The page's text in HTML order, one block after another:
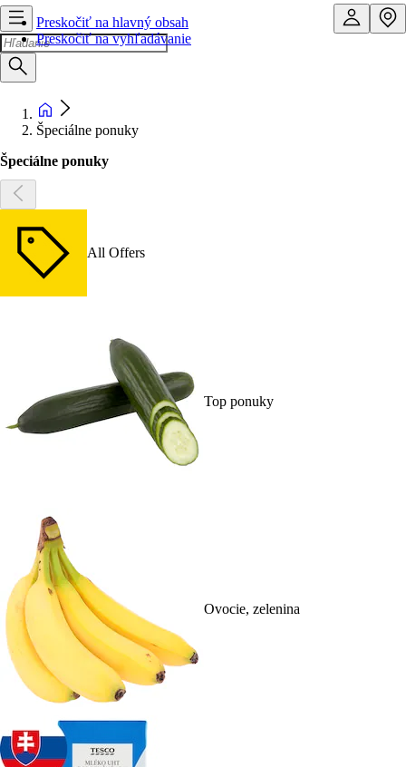
Preskočiť na hlavný obsah
Preskočiť na vyhľadávanie
Špeciálne ponuky
Špeciálne ponuky
All Offers
Top ponuky
Ovocie, zelenina